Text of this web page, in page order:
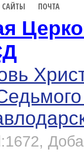
САЙТЫ ПОЧТА